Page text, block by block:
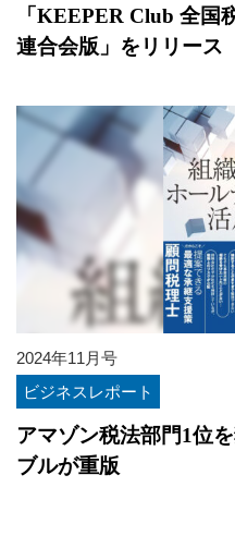
「KEEPER Club 全国
連合会版」をリリース
2024年11月号
ビジネスレポート
アマゾン税法部門1位
ブルが重版